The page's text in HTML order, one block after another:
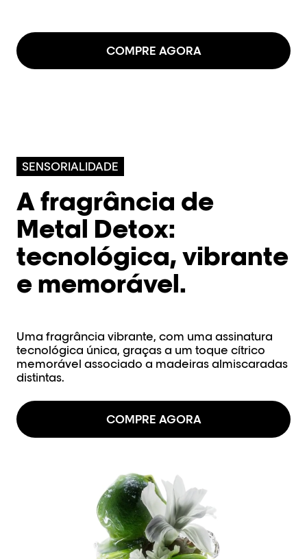
COMPRE AGORA​
SENSORIALIDADE​
A fragrância de
Metal Detox:
tecnológica, vibrante
e memorável.​
Uma fragrância vibrante, com uma assinatura
tecnológica única, graças a um toque cítrico
memorável associado a madeiras almiscaradas
distintas.
COMPRE AGORA